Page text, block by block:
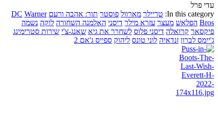
עדי פרל
In this category: טריילר מארוול פוסטר תור: אהבה ורעם DC Warner
Bros הפלאש מעצר עזרא מילר דיסני האלמנה השחורה לוקה נשמה
פיקסאר קרואלה דיסני פלוס לשחרר את גיא שאנג-צ'י שירות סטרימינג
ג'יימס לברון זנדאיה לוני טונס ליהוק ספייס ג'אם 2